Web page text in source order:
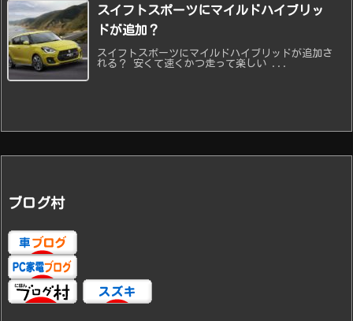
スイフトスポーツにマイルドハイブリッ
ドが追加？
スイフトスポーツにマイルドハイブリッドが追加さ
れる？ 安くて速くかつ走って楽しい ...
ブログ村